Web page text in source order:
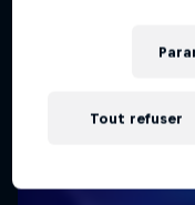
Tout refuser